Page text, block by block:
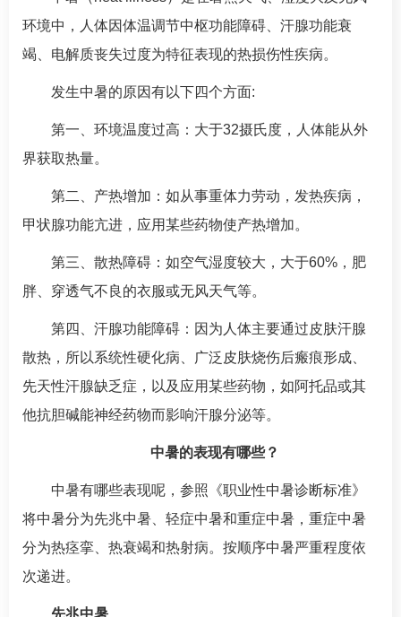
环境中，人体因体温调节中枢功能障碍、汗腺功能衰
竭、电解质丧失过度为特征表现的热损伤性疾病。
发生中暑的原因有以下四个方面:
第一、环境温度过高：大于32摄氏度，人体能从外
界获取热量。
第二、产热增加：如从事重体力劳动，发热疾病，
甲状腺功能亢进，应用某些药物使产热增加。
第三、散热障碍：如空气湿度较大，大于60%，肥
胖、穿透气不良的衣服或无风天气等。
第四、汗腺功能障碍：因为人体主要通过皮肤汗腺
散热，所以系统性硬化病、广泛皮肤烧伤后瘢痕形成、
先天性汗腺缺乏症，以及应用某些药物，如阿托品或其
他抗胆碱能神经药物而影响汗腺分泌等。
中暑的表现有哪些？
中暑有哪些表现呢，参照《职业性中暑诊断标准》
将中暑分为先兆中暑、轻症中暑和重症中暑，重症中暑
分为热痉挛、热衰竭和热射病。按顺序中暑严重程度依
次递进。
先兆中暑